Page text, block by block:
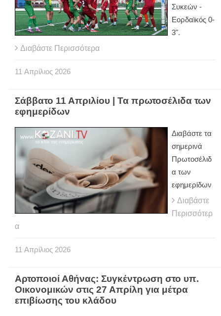
Συκεών -
Εορδαϊκός 0-
3".
Διαβάστε Περισσότερα
11 Απρίλιος 2026
Σάββατο 11 Απριλίου | Τα πρωτοσέλιδα των
εφημερίδων
Διαβάστε τα
σημερινά
Πρωτοσέλιδ
α των
εφημερίδων
Διαβάστε
Περισσότερ
α
11 Απρίλιος 2026
Αρτοποιοί Αθήνας: Συγκέντρωση στο υπ.
Οικονομικών στις 27 Απρίλη για μέτρα
επιβίωσης του κλάδου